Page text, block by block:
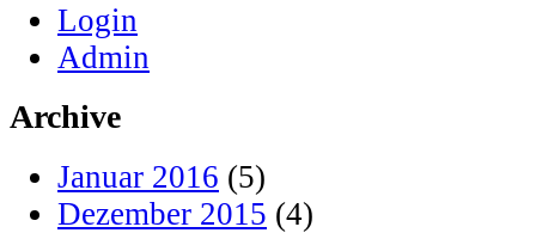
Login
Admin
Archive
Januar 2016 (5)
Dezember 2015 (4)